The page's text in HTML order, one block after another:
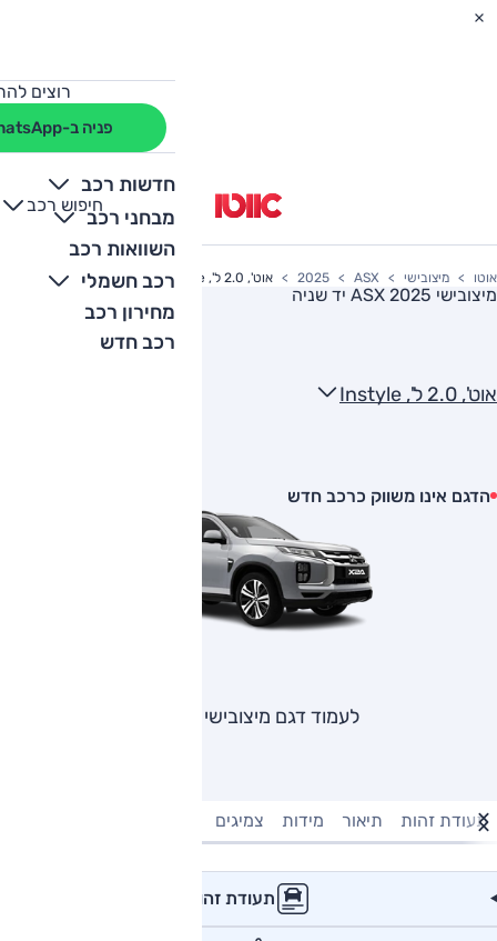
רוצים
פניה ב-WhatsApp
חדשות רכב
מבחני רכב
השוואות רכב
רכב חשמלי
מחירון רכב
רכב חדש
חיפוש רכב
+
-
אוטו מיצובישי ASX
2025 אוט', 2.0 ל', Instyle
מיצובישי ASX 2025 יד שניה
אוט', 2.0 ל', Instyle
הדגם אינו משווק כרכב חדש
לעמוד דגם מיצובישי ASX
תעודת זהות תיאור מידות צמיגים
תעודת זהות